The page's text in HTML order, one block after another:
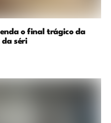
o final trágico da
séri